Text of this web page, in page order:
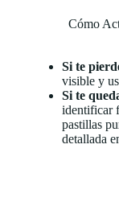
Cómo
Si te
visible y
Si te
identificar
pastillas
detallada